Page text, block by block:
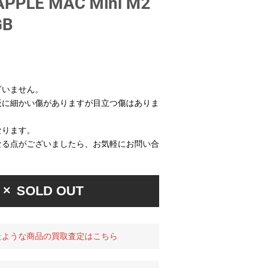
ません。
細かい傷がありますが目立つ傷はありま
ます。
点がございましたら、お気軽にお問い合
SOLD OUT
うな商品の買取査定はこちら